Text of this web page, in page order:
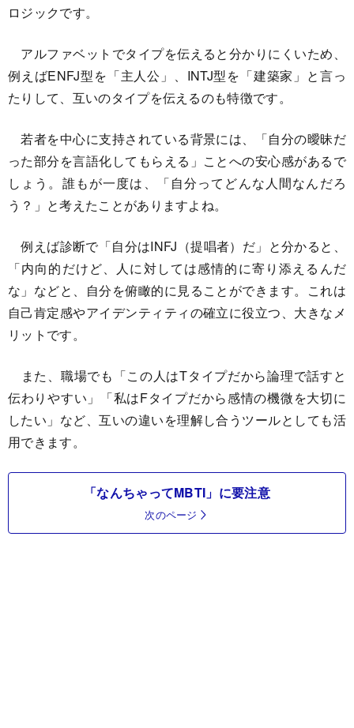
ロジックです。
アルファベットでタイプを伝えると分かりにくいため、
例えばENFJ型を「主人公」、INTJ型を「建築家」と言っ
たりして、互いのタイプを伝えるのも特徴です。
若者を中心に支持されている背景には、「自分の曖昧だ
った部分を言語化してもらえる」ことへの安心感があるで
しょう。誰もが一度は、「自分ってどんな人間なんだろ
う？」と考えたことがありますよね。
例えば診断で「自分はINFJ（提唱者）だ」と分かると、
「内向的だけど、人に対しては感情的に寄り添えるんだ
な」などと、自分を俯瞰的に見ることができます。これは
自己肯定感やアイデンティティの確立に役立つ、大きなメ
リットです。
また、職場でも「この人はTタイプだから論理で話すと
伝わりやすい」「私はFタイプだから感情の機微を大切に
したい」など、互いの違いを理解し合うツールとしても活
用できます。
「なんちゃってMBTI」に要注意
次のページ